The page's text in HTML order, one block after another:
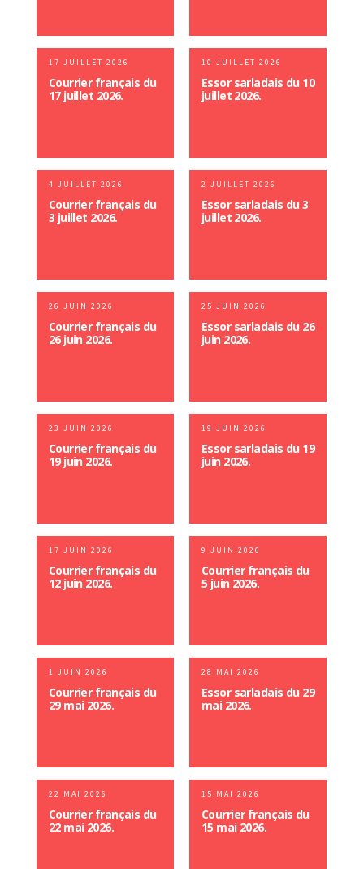
17 JUILLET 2026
Courrier français du
17 juillet 2026.
10 JUILLET 2026
Essor sarladais du 10
juillet 2026.
4 JUILLET 2026
Courrier français du
3 juillet 2026.
2 JUILLET 2026
Essor sarladais du 3
juillet 2026.
26 JUIN 2026
Courrier français du
26 juin 2026.
25 JUIN 2026
Essor sarladais du 26
juin 2026.
23 JUIN 2026
Courrier français du
19 juin 2026.
19 JUIN 2026
Essor sarladais du 19
juin 2026.
17 JUIN 2026
Courrier français du
12 juin 2026.
9 JUIN 2026
Courrier français du
5 juin 2026.
1 JUIN 2026
Courrier français du
29 mai 2026.
28 MAI 2026
Essor sarladais du 29
mai 2026.
22 MAI 2026
Courrier français du
22 mai 2026.
15 MAI 2026
Courrier français du
15 mai 2026.